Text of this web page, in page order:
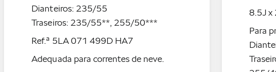
Dianteiros: 235/55
Traseiros: 235/55**, 255/50***
Ref.ª 5LA 071 499D HA7
Adequada para correntes de neve.
8.5J x
Para